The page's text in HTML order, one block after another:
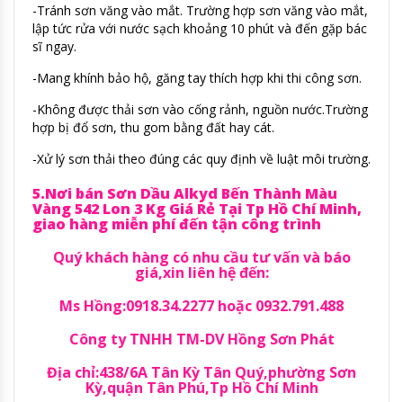
-Tránh sơn văng vào mắt. Trường hợp sơn văng vào mắt,
lập tức rửa với nước sạch khoảng 10 phút và đến gặp bác
sĩ ngay.
-Mang khính bảo hộ, găng tay thích hợp khi thi công sơn.
-Không được thải sơn vào cống rảnh, nguồn nước.Trường
hợp bị đổ sơn, thu gom bằng đất hay cát.
-Xử lý sơn thải theo đúng các quy định về luật môi trường.
5.Nơi bán Sơn Dầu Alkyd Bến Thành Màu
Vàng 542 Lon 3 Kg Giá Rẻ Tại Tp Hồ Chí Minh,
giao hàng miễn phí đến tận công trình
Quý khách hàng có nhu cầu tư vấn và báo
giá,xin liên hệ đến:
Ms Hồng:0918.34.2277 hoặc 0932.791.488
Công ty TNHH TM-DV Hồng Sơn Phát
Địa chỉ:438/6A Tân Kỳ Tân Quý,phường Sơn
Kỳ,quận Tân Phú,Tp Hồ Chí Minh